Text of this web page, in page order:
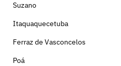
Suzano
Itaquaquecetuba
Ferraz de Vasconcelos
Poá